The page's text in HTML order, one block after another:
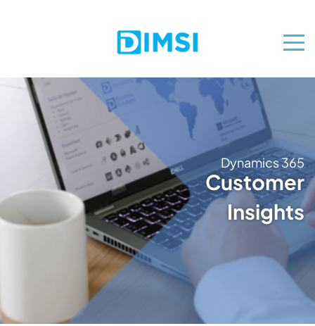
Dynamics 365
Customer
Insights